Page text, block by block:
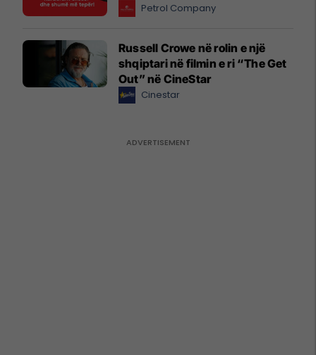
Petrol Company
Russell Crowe në rolin e një
shqiptari në filmin e ri “The Get
Out” në CineStar
Cinestar